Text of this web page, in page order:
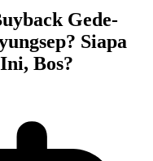
Gede-
Siapa
Bos?